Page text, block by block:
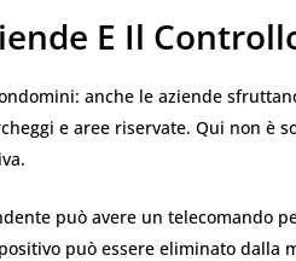
E Il
anche le aziende
e aree riservate. Qui non è
può avere un telecomando
può essere eliminato dalla